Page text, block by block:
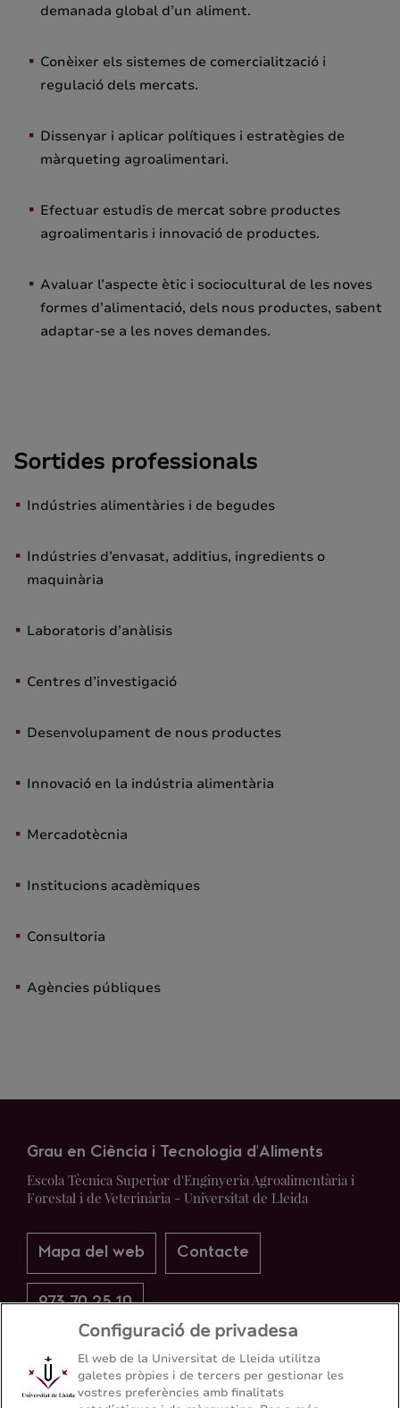
demanada global d’un aliment.
Conèixer els sistemes de comercialització i
regulació dels mercats.
Dissenyar i aplicar polítiques i estratègies de
màrqueting agroalimentari.
Efectuar estudis de mercat sobre productes
agroalimentaris i innovació de productes.
Avaluar l’aspecte ètic i sociocultural de les noves
formes d’alimentació, dels nous productes, sabent
adaptar-se a les noves demandes.
Sortides professionals
Indústries alimentàries i de begudes
Indústries d’envasat, additius, ingredients o
maquinària
Laboratoris d’anàlisis
Centres d’investigació
Desenvolupament de nous productes
Innovació en la indústria alimentària
Mercadotècnia
Institucions acadèmiques
Consultoria
Agències públiques
Grau en Ciència i Tecnologia d'Aliments
Escola Tècnica Superior d'Enginyeria Agroalimentària i
Forestal i de Veterinària - Universitat de Lleida
Mapa del web Contacte
973 70 25 10
Configuració de privadesa
El web de la Universitat de Lleida utilitza
galetes pròpies i de tercers per gestionar les
vostres preferències amb finalitats